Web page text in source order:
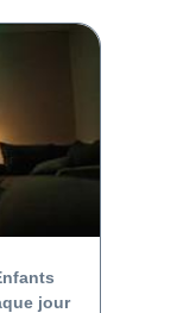
jour